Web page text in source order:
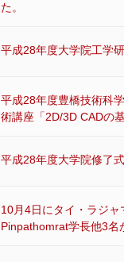
た。
平成28年度大学院工学
平成28年度豊橋技術科
術講座「2D/3D CADの
平成28年度大学院修了
10月4日にタイ・ラジ
Pinpathomrat学長他3名